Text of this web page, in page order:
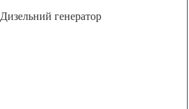
Дизельний генератор